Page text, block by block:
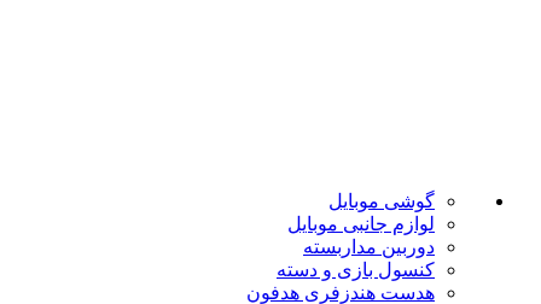
گوشی موبایل
لوازم جانبی موبایل
دوربین مداربسته
کنسول بازی و دسته
هدست هندزفری هدفون